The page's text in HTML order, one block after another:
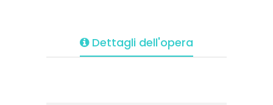
Dettagli dell'opera